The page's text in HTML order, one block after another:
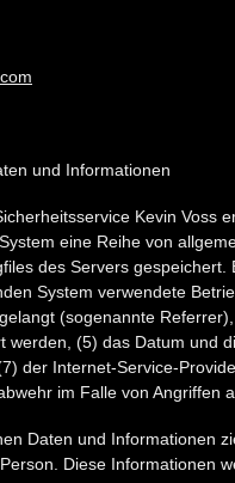
und Informationen
Kevin Voss
eine Reihe von
des Servers
System verwendete
(sogenannte
werden, (5) das Datum und
der Internet-Service-
im Falle von Angriffen
Daten und Informationen
Diese Informationen